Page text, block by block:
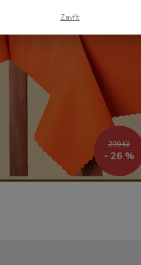
299 Kč
- 26 %
Zavřít